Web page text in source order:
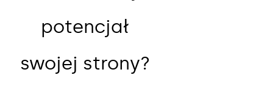
potencjał
swojej strony?